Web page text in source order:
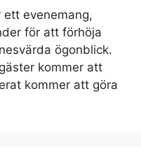
ett evenemang,
för att förhöja
ögonblick.
kommer att
kommer att göra